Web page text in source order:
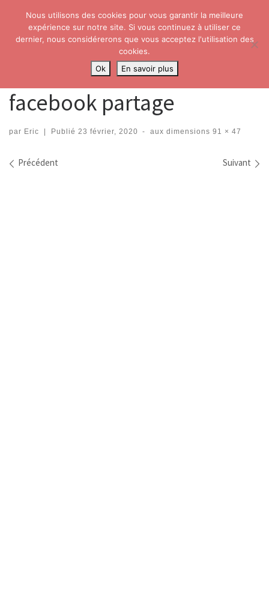
Skip to content
Search
facebook partage
facebook partage
par Eric | Publié 23 février, 2020 - aux dimensions 91 × 47
Navigation dans les images
Précédent Suivant
Nous utilisons des cookies pour vous garantir la meilleure
expérience sur notre site. Si vous continuez à utiliser ce
dernier, nous considérerons que vous acceptez l'utilisation des
cookies.
Ok
En savoir plus